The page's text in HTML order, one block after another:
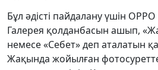
Бұл әдісті пайдалану үшін
Галерея қолданбасын ашып,
немесе «Себет» деп аталатын
Жақында жойылған
Deutsche